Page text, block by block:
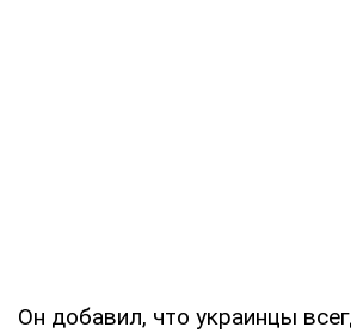
Он добавил, что украинцы